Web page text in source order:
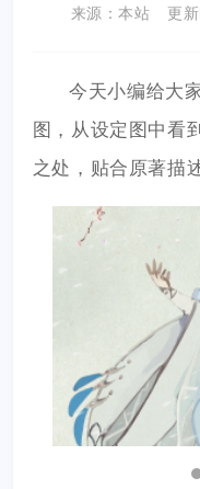
来源：本站 更
今天小编给大
图，从设定图中看
之处，贴合原著描